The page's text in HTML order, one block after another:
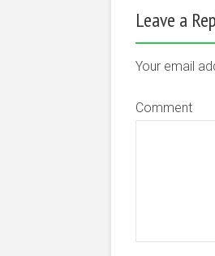
Leave a
Your email
Comment